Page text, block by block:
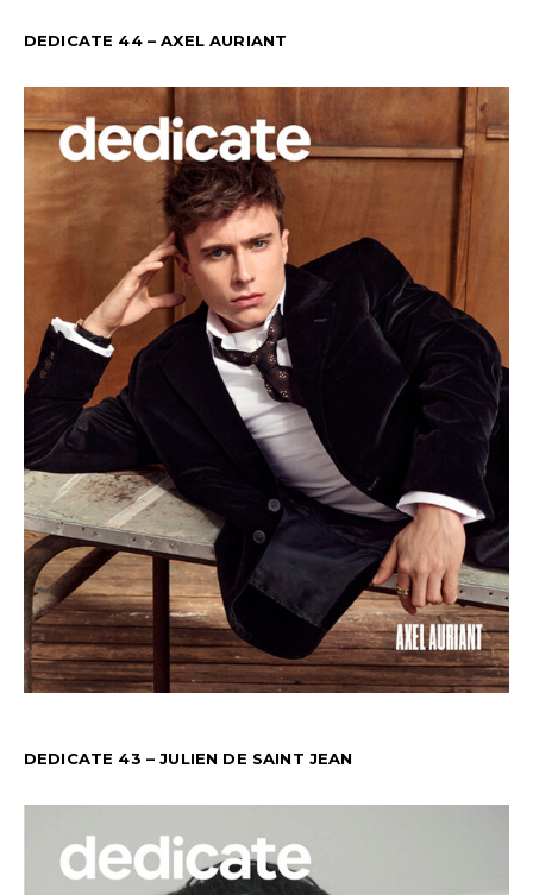
DEDICATE 44 – AXEL AURIANT
DEDICATE 43 – JULIEN DE SAINT JEAN